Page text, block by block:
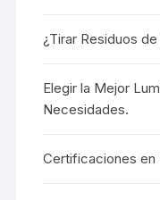
¿Tirar Residuos
Elegir la Mejor
Necesidades.
Certificaciones en